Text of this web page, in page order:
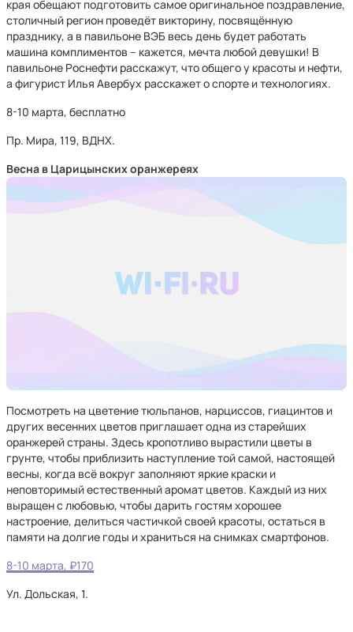
края обещают подготовить самое оригинальное поздравление,
столичный регион проведёт викторину, посвящённую
празднику, а в павильоне ВЭБ весь день будет работать
машина комплиментов – кажется, мечта любой девушки! В
павильоне Роснефти расскажут, что общего у красоты и нефти,
а фигурист Илья Авербух расскажет о спорте и технологиях.
8-10 марта, бесплатно
Пр. Мира, 119, ВДНХ.
Весна в Царицынских оранжереях
Посмотреть на цветение тюльпанов, нарциссов, гиацинтов и
других весенних цветов приглашает одна из старейших
оранжерей страны. Здесь кропотливо вырастили цветы в
грунте, чтобы приблизить наступление той самой, настоящей
весны, когда всё вокруг заполняют яркие краски и
неповторимый естественный аромат цветов. Каждый из них
выращен с любовью, чтобы дарить гостям хорошее
настроение, делиться частичкой своей красоты, остаться в
памяти на долгие годы и храниться на снимках смартфонов.
8-10 марта, ₽170
Ул. Дольская, 1.